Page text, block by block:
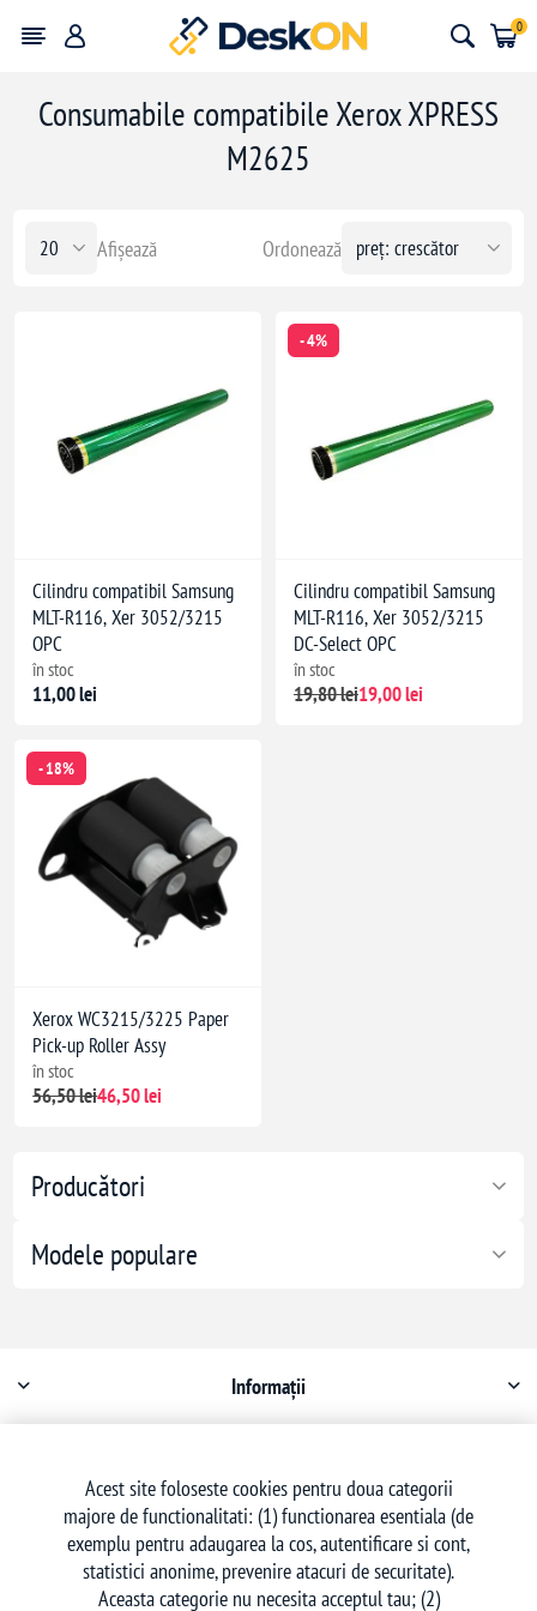
0
Producători
Modele populare
Consumabile compatibile Xerox XPRESS
M2625
Ordonează
Afișează
Cilindru compatibil Samsung
MLT-R116, Xer 3052/3215
OPC
în stoc
11,00 lei
- 4%
Cilindru compatibil Samsung
MLT-R116, Xer 3052/3215
DC-Select OPC
în stoc
19,80 lei19,00 lei
- 18%
Xerox WC3215/3225 Paper
Pick-up Roller Assy
în stoc
56,50 lei46,50 lei
Informații
Serviciu clienți
Acest site foloseste cookies pentru doua categorii
majore de functionalitati: (1) functionarea esentiala (de
exemplu pentru adaugarea la cos, autentificare si cont,
statistici anonime, prevenire atacuri de securitate).
Aceasta categorie nu necesita acceptul tau; (2)